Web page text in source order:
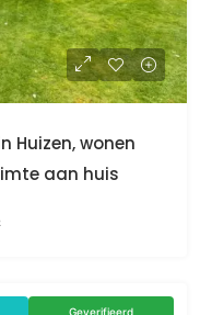
Huizen, wonen
aan huis
Geverifieerd